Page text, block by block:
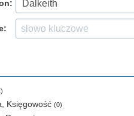
Dalkeith
Księgowość (0)